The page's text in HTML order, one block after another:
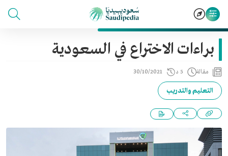
براءات الاختراع في السعودية
مقالة 5 د 30/10/2021
التعليم والتدريب